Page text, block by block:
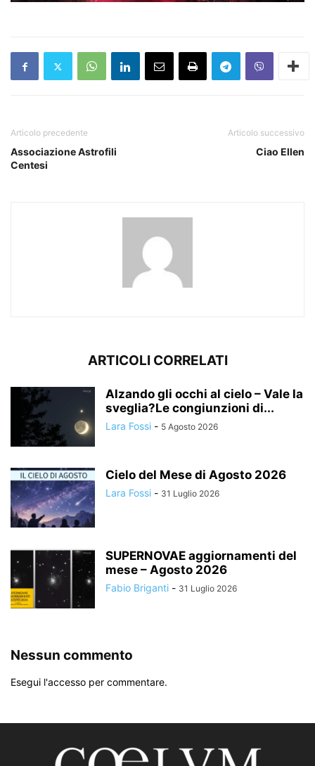
Articolo precedente
Associazione Astrofili
Centesi
Articolo successivo
Ciao Ellen
ARTICOLI CORRELATI
Alzando gli occhi al cielo – Vale la
sveglia?Le congiunzioni di...
Lara Fossi - 5 Agosto 2026
Cielo del Mese di Agosto 2026
Lara Fossi - 31 Luglio 2026
SUPERNOVAE aggiornamenti del
mese – Agosto 2026
Fabio Briganti - 31 Luglio 2026
Nessun commento
Esegui l'accesso per commentare.